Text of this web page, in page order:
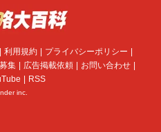
利用規約
プライバシーポリシー
集 広告掲載依頼
お問い合わせ
RSS
inc.